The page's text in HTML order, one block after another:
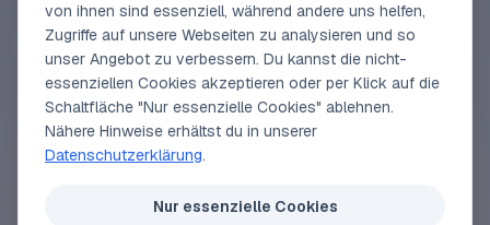
Vorschau
Erfahrungen
Lehrbuchautor
SEGELLEXIKON
Strom
Seemännische Bezeichnung für Strömung. Strom
) als Meeresstrom (Golfstrom
von ihnen sind essenziell, während andere uns helfen,
Zugriffe auf unsere Webseiten zu analysieren und so
unser Angebot zu verbessern. Du kannst die nicht-
essenziellen Cookies akzeptieren oder per Klick auf die
Schaltfläche "Nur essenzielle Cookies" ablehnen.
Nähere Hinweise erhältst du in unserer
Datenschutzerklärung.
Nur essenzielle Cookies